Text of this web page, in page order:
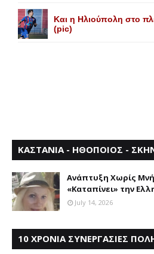
Και η Ηλιούπολη στο
(pic)
ΚΑΣΤΑΝΙΑ - ΗΘΟΠΟΙΟΣ -
Aνάπτυξη Xωρίς
«Καταπίνει» την
July 14, 2026
10 ΧΡΟΝΙΑ ΣΥΝΕΡΓΑΣΙΕΣ